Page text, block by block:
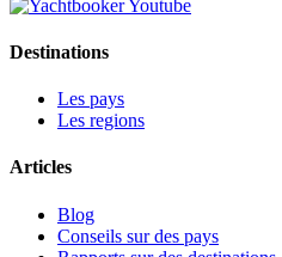
Destinations
Les pays
Les regions
Articles
Blog
Conseils sur des pays